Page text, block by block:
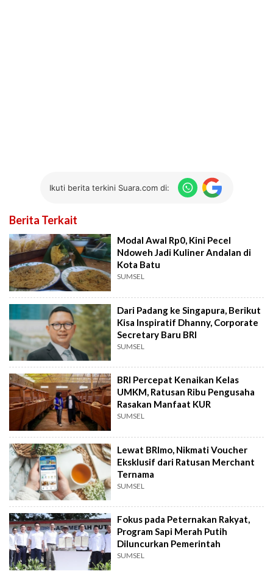
Ikuti berita terkini Suara.com di:
Berita Terkait
Modal Awal Rp0, Kini Pecel
Ndoweh Jadi Kuliner Andalan di
Kota Batu
SUMSEL
Dari Padang ke Singapura, Berikut
Kisa Inspiratif Dhanny, Corporate
Secretary Baru BRI
SUMSEL
BRI Percepat Kenaikan Kelas
UMKM, Ratusan Ribu Pengusaha
Rasakan Manfaat KUR
SUMSEL
Lewat BRImo, Nikmati Voucher
Eksklusif dari Ratusan Merchant
Ternama
SUMSEL
Fokus pada Peternakan Rakyat,
Program Sapi Merah Putih
Diluncurkan Pemerintah
SUMSEL